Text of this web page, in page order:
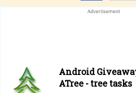
Android
ATree - tree tasks